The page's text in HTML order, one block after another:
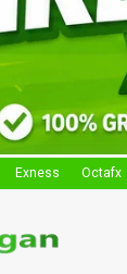
Exness Octafx